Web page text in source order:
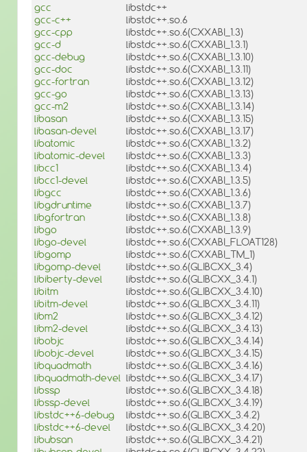
gcc
gcc-c++
gcc-cpp
gcc-d
gcc-debug
gcc-doc
gcc-fortran
gcc-go
gcc-m2
libasan
libasan-devel
libatomic
libatomic-devel
libcc1
libcc1-devel
libgcc
libgdruntime
libgfortran
libgo
libgo-devel
libgomp
libgomp-devel
libiberty-devel
libitm
libitm-devel
libm2
libm2-devel
libobjc
libobjc-devel
libquadmath
libquadmath-devel
libssp
libssp-devel
libstdc++6-debug
libstdc++6-devel
libubsan
libstdc++
libstdc++.so.6
libstdc++.so.6(CXXABI_1.3)
libstdc++.so.6(CXXABI_1.3.1)
libstdc++.so.6(CXXABI_1.3.10)
libstdc++.so.6(CXXABI_1.3.11)
libstdc++.so.6(CXXABI_1.3.12)
libstdc++.so.6(CXXABI_1.3.13)
libstdc++.so.6(CXXABI_1.3.14)
libstdc++.so.6(CXXABI_1.3.15)
libstdc++.so.6(CXXABI_1.3.17)
libstdc++.so.6(CXXABI_1.3.2)
libstdc++.so.6(CXXABI_1.3.3)
libstdc++.so.6(CXXABI_1.3.4)
libstdc++.so.6(CXXABI_1.3.5)
libstdc++.so.6(CXXABI_1.3.6)
libstdc++.so.6(CXXABI_1.3.7)
libstdc++.so.6(CXXABI_1.3.8)
libstdc++.so.6(CXXABI_1.3.9)
libstdc++.so.6(CXXABI_FLOAT128)
libstdc++.so.6(CXXABI_TM_1)
libstdc++.so.6(GLIBCXX_3.4)
libstdc++.so.6(GLIBCXX_3.4.1)
libstdc++.so.6(GLIBCXX_3.4.10)
libstdc++.so.6(GLIBCXX_3.4.11)
libstdc++.so.6(GLIBCXX_3.4.12)
libstdc++.so.6(GLIBCXX_3.4.13)
libstdc++.so.6(GLIBCXX_3.4.14)
libstdc++.so.6(GLIBCXX_3.4.15)
libstdc++.so.6(GLIBCXX_3.4.16)
libstdc++.so.6(GLIBCXX_3.4.17)
libstdc++.so.6(GLIBCXX_3.4.18)
libstdc++.so.6(GLIBCXX_3.4.19)
libstdc++.so.6(GLIBCXX_3.4.2)
libstdc++.so.6(GLIBCXX_3.4.20)
libstdc++.so.6(GLIBCXX_3.4.21)